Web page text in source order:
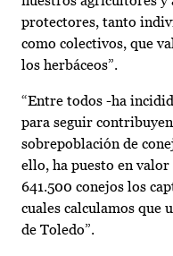
protectores, tanto
como colectivos, que
los herbáceos”.
“Entre todos -ha
para seguir
sobrepoblación de
ello, ha puesto en valor
641.500 conejos los
cuales calculamos que
de Toledo”.